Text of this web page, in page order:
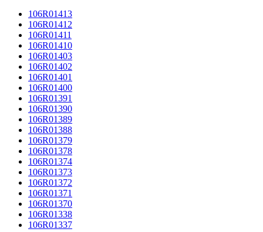
106R01413
106R01412
106R01411
106R01410
106R01403
106R01402
106R01401
106R01400
106R01391
106R01390
106R01389
106R01388
106R01379
106R01378
106R01374
106R01373
106R01372
106R01371
106R01370
106R01338
106R01337